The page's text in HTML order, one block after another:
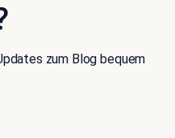
zum Blog bequem